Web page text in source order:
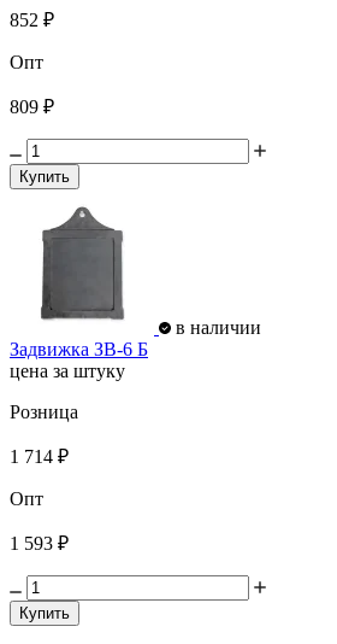
852 ₽
Опт
809 ₽
Купить
в наличии
Задвижка ЗВ-6 Б
цена за штуку
Розница
1 714 ₽
Опт
1 593 ₽
Купить